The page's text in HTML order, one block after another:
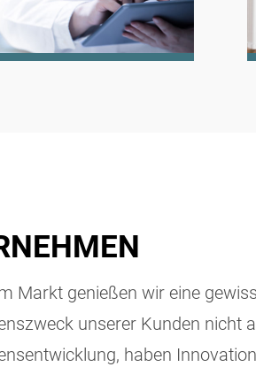
Markt genießen wir eine
unserer Kunden nicht
haben